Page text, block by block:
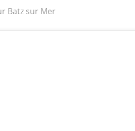
Batz sur Mer